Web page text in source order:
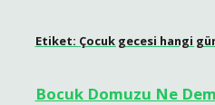
Etiket: Çocuk gecesi hangi
Bocuk Domuzu Ne